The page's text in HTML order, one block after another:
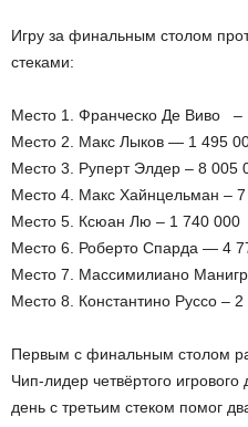
Игру за финальным столом
стеками:
Место 1. Франческо Де Виво –
Место 2. Макс Лыков — 1 495
Место 3. Руперт Элдер – 8 005
Место 4. Макс Хайнцельман –
Место 5. Ксюан Лю – 1 740 000
Место 6. Роберто Спарда — 4
Место 7. Массимилиано
Место 8. Константино Руссо –
Первым с финальным столом
Чип-лидер четвёртого
день с третьим стеком помог